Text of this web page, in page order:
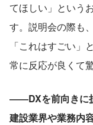
てほしい」という
す。説明会の際も
「これはすごい」
常に反応が良くて
――DXを前向きに
建設業界や業務内